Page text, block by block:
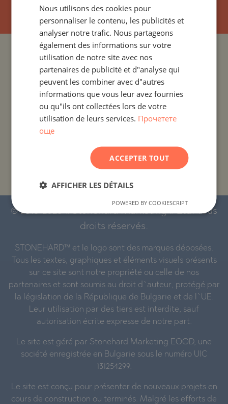
PROJETS ET PROPRIÉTÉS PAR PAYS
PROJETS ET PROPRIÉTÉS PAR COLONIE
PROJETS ET PROPRIÉTÉS PAR TYPE DE PROPRIÉTÉ
PROJETS ET PROPRIÉTÉS PAR RÉGION
PROJETS ET PROPRIÉTÉS PAR NOM DE
© 2016-2026 « Stonehard Marketing » Ltd. Tous
droits réservés.
STONEHARD™ et le logo sont des marques déposées.
Tous les textes, graphiques et éléments visuels présents
sur ce site sont notre propriété ou celle de nos
partenaires et sont soumis au droit d`auteur, protégé par
la législation de la République de Bulgarie et de l`UE.
Leur utilisation par des tiers est interdite, sauf
autorisation écrite expresse de notre part.
Le site est géré par Stonehard Marketing EOOD, une
société enregistrée en Bulgarie sous le numéro UIC
131254299.
Le site est conçu pour présenter de nouveaux projets en
cours de construction ou terminés. Malgré les efforts de
GERMAN
ROMANIAN
Nous utilisons des cookies pour
personnaliser le contenu, les publicités et
analyser notre trafic. Nous partageons
également des informations sur votre
utilisation de notre site avec nos
partenaires de publicité et d"analyse qui
peuvent les combiner avec d"autres
informations que vous leur avez fournies
ou qu"ils ont collectées lors de votre
utilisation de leurs services. Прочетете
още
ACCEPTER TOUT
AFFICHER LES DÉTAILS
POWERED BY COOKIESCRIPT